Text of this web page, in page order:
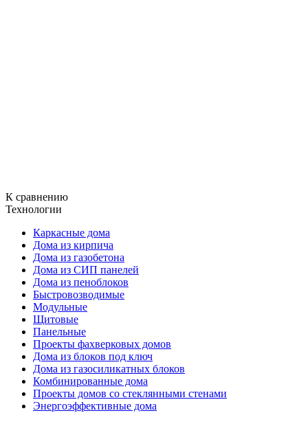
К сравнению
Технологии
Каркасные дома
Дома из кирпича
Дома из газобетона
Дома из СИП панелей
Дома из пеноблоков
Быстровозводимые
Модульные
Щитовые
Панельные
Проекты фахверковых домов
Дома из блоков под ключ
Дома из газосиликатных блоков
Комбинированные дома
Проекты домов со стеклянными стенами
Энергоэффективные дома